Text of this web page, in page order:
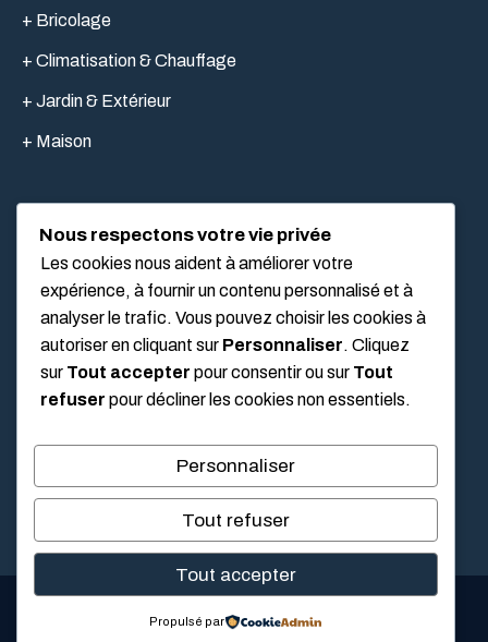
+ Bricolage
+ Climatisation & Chauffage
+ Jardin & Extérieur
+ Maison
LIEN UTILES
Mentions légales
Politique de confidentialité
Conditions Générales d’Utilisation (CGU)
Nous respectons votre vie privée
Les cookies nous aident à améliorer votre
expérience, à fournir un contenu personnalisé et à
analyser le trafic. Vous pouvez choisir les cookies à
autoriser en cliquant sur Personnaliser. Cliquez
sur Tout accepter pour consentir ou sur Tout
refuser pour décliner les cookies non essentiels.
Personnaliser
Tout refuser
Tout accepter
Propulsé par